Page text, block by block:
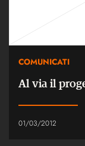
COMUNICATI
Al via il
01/03/2012